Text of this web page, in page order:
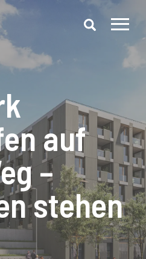
auf
–
stehen